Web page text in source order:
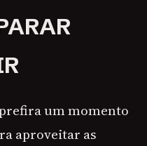
um momento
aproveitar as